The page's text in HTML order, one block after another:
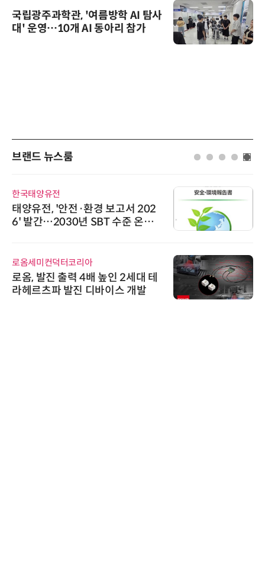
국립광주과학관, '여름방학 AI 탐사
대' 운영…10개 AI 동아리 참가
브랜드 뉴스룸
한국태양유전
태양유전, '안전·환경 보고서 202
6' 발간…2030년 SBT 수준 온실
로옴세미컨덕터코리아
로옴, 발진 출력 4배 높인 2세대 테
라헤르츠파 발진 디바이스 개발